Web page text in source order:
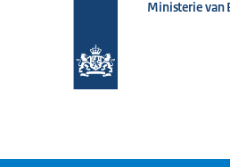
homepage
Ministerie van